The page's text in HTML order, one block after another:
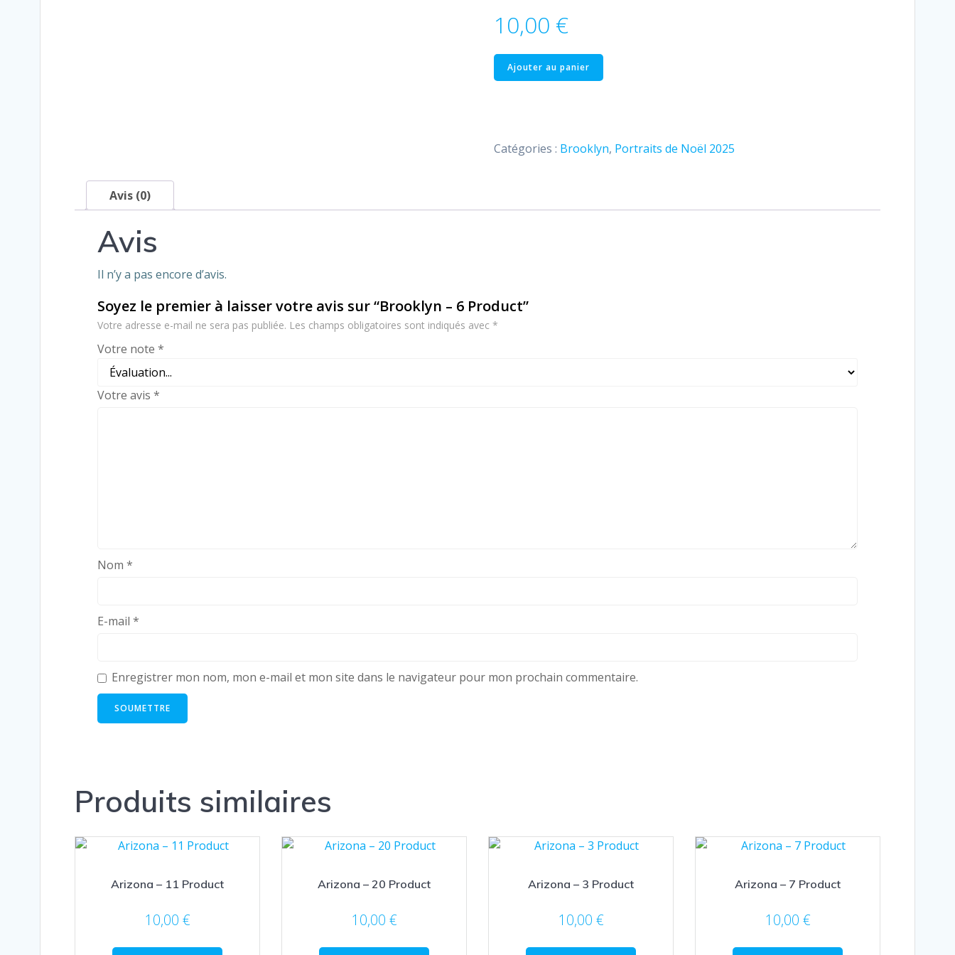
10,00 €
quantité
de
Product
Ajouter au panier
Catégories : Brooklyn, Portraits de Noël 2025
Avis (0)
Avis
Il n’y a pas encore d’avis.
Soyez le premier à laisser votre avis sur “Brooklyn – 6 Product”
Votre adresse e-mail ne sera pas publiée. Les champs obligatoires sont indiqués avec *
Votre note *
Votre avis *
Nom *
E-mail *
Enregistrer mon nom, mon e-mail et mon site dans le navigateur pour mon prochain commentaire.
Produits similaires
Arizona – 11 Product
10,00 €
Arizona – 20 Product
10,00 €
Arizona – 3 Product
10,00 €
Arizona – 7 Product
10,00 €